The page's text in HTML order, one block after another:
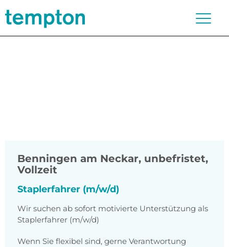
Benningen am Neckar, unbefristet,
Vollzeit
Staplerfahrer (m/w/d)
Wir suchen ab sofort motivierte Unterstützung als
Staplerfahrer (m/w/d)
Wenn Sie flexibel sind, gerne Verantwortung